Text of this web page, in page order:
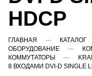
HDCP
ГЛАВНАЯ КАТАЛОГ
ОБОРУДОВАНИЕ
КОММУТАТОРЫ
8 ВХОДАМИ DVI-D SINGLE